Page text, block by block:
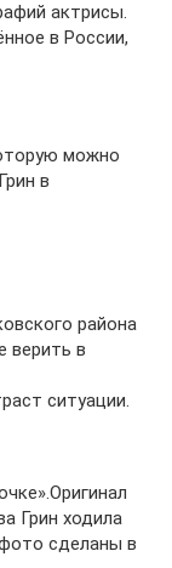
актрисы.
в России,
можно
в
района
верить в
ситуации.
Грин ходила
сделаны в